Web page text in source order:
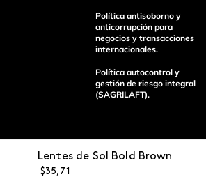
Lentes de Sol Bold Brown
$35, 71
Enviar ComentarioPolítica antisoborno y
anticorrupción para
negocios y transacciones
internacionales.
Política autocontrol y
gestión de riesgo integral
(SAGRILAFT).
Pagos 100%